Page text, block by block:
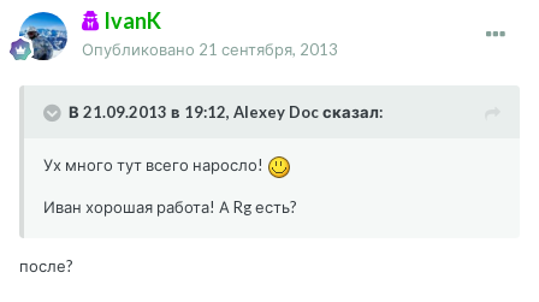
IvanK
Опубликовано 21 сентября, 2013
В 21.09.2013 в 19:12, Alexey Doc сказал:
Ух много тут всего наросло!
Иван хорошая работа! А Rg есть?
после?